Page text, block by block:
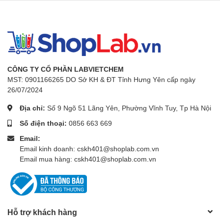
Thông số
kỹ thuật:
- Thời gian phục hồi (Cửa mở 30 giây): 10 phút đến
37 độ C, 12 phút. đến 50oC
- Công suất làm nóng: 650 W×4ea
- Hẹn giờ và cảnh báo: 99 giờ 59 phút (có độ trễ /
Chạy liên tục), Trạng thái lỗi & Kết thúc hẹn giờ
Light
công tắc (Xoay và đẩy)
- Kệ: Bao gồm 8 kệ thép bọc PE (2 × 4 buồng)
CÔNG TY CỔ PHẦN LABVIETCHEM
MST: 0901166265 DO Sở KH & ĐT Tỉnh Hưng Yên cấp ngày
26/07/2024
Địa chỉ: Số 9 Ngõ 51 Lãng Yên, Phường Vĩnh Tuy, Tp Hà Nội
Số điện thoại: 0856 663 669
Email:
Email kinh doanh: cskh401@shoplab.com.vn
Email mua hàng: cskh401@shoplab.com.vn
Hỗ trợ khách hàng